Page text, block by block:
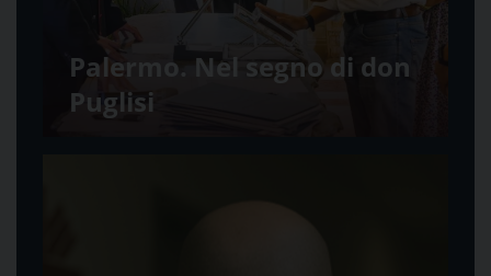
Palermo. Nel segno di don
Puglisi